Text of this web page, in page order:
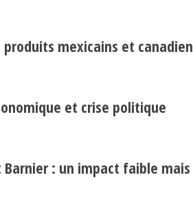
mexicains et
et crise politique
: un impact faible